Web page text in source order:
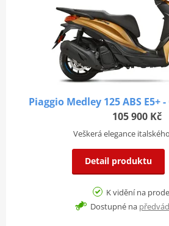
Piaggio Medley 125 ABS E5+
105 900 Kč
Veškerá elegance
Detail produktu
K vidění na
Dostupné na